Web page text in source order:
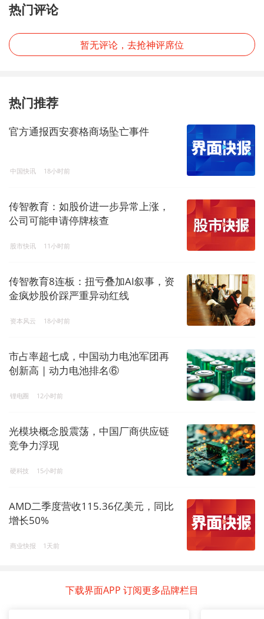
热门评论
暂无评论，去抢神评席位
热门推荐
官方通报西安赛格商场坠亡事件
中国快讯 18小时前
传智教育：如股价进一步异常上涨，
公司可能申请停牌核查
股市快讯 11小时前
传智教育8连板：扭亏叠加AI叙事，资
金疯炒股价踩严重异动红线
资本风云 18小时前
市占率超七成，中国动力电池军团再
创新高 | 动力电池排名⑥
锂电圈 12小时前
光模块概念股震荡，中国厂商供应链
竞争力浮现
硬科技 15小时前
AMD二季度营收115.36亿美元，同比
增长50%
商业快报 1天前
下载界面APP 订阅更多品牌栏目